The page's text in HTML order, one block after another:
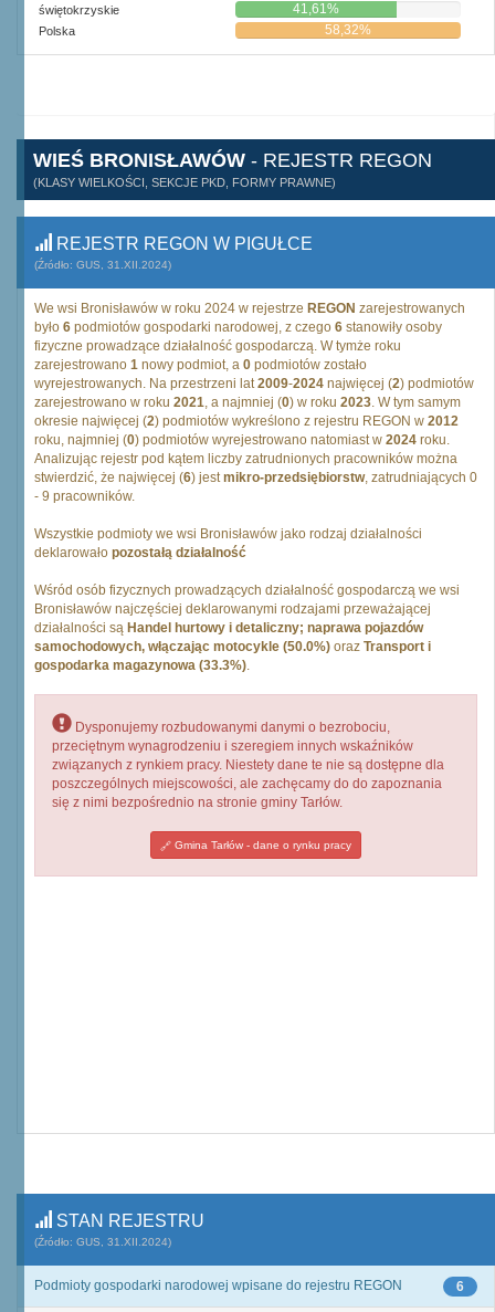
świętokrzyskie 41,61%
Polska 58,32%
WIEŚ BRONISŁAWÓW - REJESTR REGON
(KLASY WIELKOŚCI, SEKCJE PKD, FORMY PRAWNE)
REJESTR REGON W PIGUŁCE
(Źródło: GUS, 31.XII.2024)
We wsi Bronisławów w roku 2024 w rejestrze REGON zarejestrowanych
było 6 podmiotów gospodarki narodowej, z czego 6 stanowiły osoby
fizyczne prowadzące działalność gospodarczą. W tymże roku
zarejestrowano 1 nowy podmiot, a 0 podmiotów zostało
wyrejestrowanych. Na przestrzeni lat2009-2024 najwięcej (2) podmiotów
zarejestrowano w roku 2021, a najmniej (0) w roku 2023. W tym samym
okresie najwięcej (2) podmiotów wykreślono z rejestru REGON w 2012
roku, najmniej (0) podmiotów wyrejestrowano natomiast w 2024 roku.
Analizując rejestr pod kątem liczby zatrudnionych pracowników można
stwierdzić, że najwięcej (6) jestmikro-przedsiębiorstw, zatrudniających 0
- 9 pracowników.
Wszystkie podmioty we wsi Bronisławów jako rodzaj działalności
deklarowało pozostałą działalność
Wśród osób fizycznych prowadzących działalność gospodarczą we wsi
Bronisławów najczęściej deklarowanymi rodzajami przeważającej
działalności są Handel hurtowy i detaliczny; naprawa pojazdów
samochodowych, włączając motocykle (50.0%) oraz Transport i
gospodarka magazynowa (33.3%).
Dysponujemy rozbudowanymi danymi o bezrobociu,
przeciętnym wynagrodzeniu i szeregiem innych wskaźników
związanych z rynkiem pracy. Niestety dane te nie są dostępne dla
poszczególnych miejscowości, ale zachęcamy do do zapoznania
się z nimi bezpośrednio na stronie gminy Tarłów.
Gmina Tarłów - dane o rynku pracy
STAN REJESTRU
(Źródło: GUS, 31.XII.2024)
6
Podmioty gospodarki narodowej wpisane do rejestru REGON